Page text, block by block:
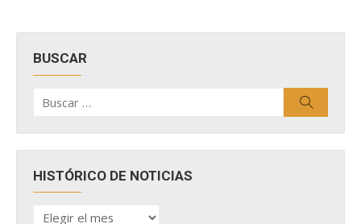
BUSCAR
por:
HISTÓRICO DE NOTICIAS
HISTÓRICO